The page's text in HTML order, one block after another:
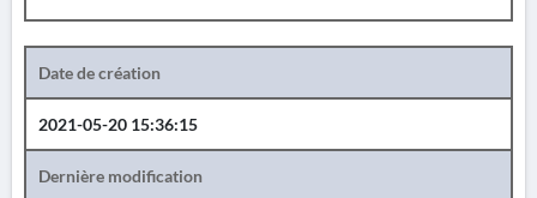
Date de création
2021-05-20 15:36:15
Dernière modification